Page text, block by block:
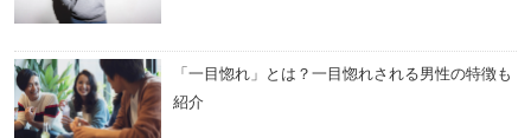
「一目惚れ」とは？一目惚れされる男性の特徴も
紹介